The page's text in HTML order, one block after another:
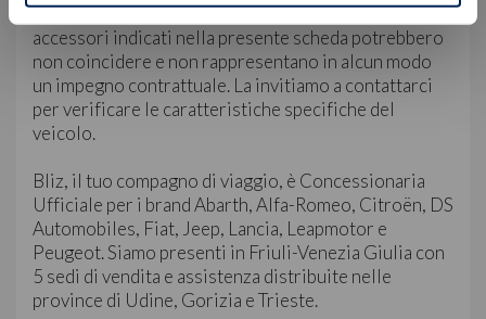
Nota Bene: le immagini, la dotazione tecnica e gli
accessori indicati nella presente scheda potrebbero
non coincidere e non rappresentano in alcun modo
un impegno contrattuale. La invitiamo a contattarci
per verificare le caratteristiche specifiche del
veicolo.
Bliz, il tuo compagno di viaggio, è Concessionaria
Ufficiale per i brand Abarth, Alfa-Romeo, Citroën, DS
Automobiles, Fiat, Jeep, Lancia, Leapmotor e
Peugeot. Siamo presenti in Friuli-Venezia Giulia con
5 sedi di vendita e assistenza distribuite nelle
province di Udine, Gorizia e Trieste.